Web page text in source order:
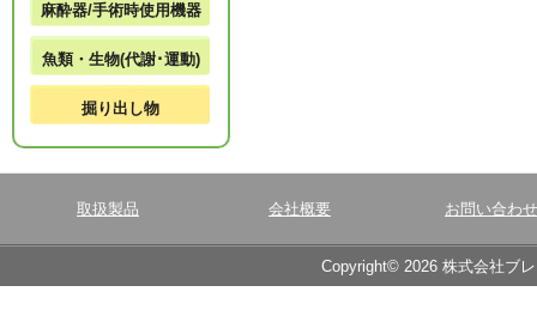
麻酔器/手術時使用機器
魚類・生物(代謝･運動)
掘り出し物
取扱製品 会社概要 お問い合わせ
Copyright© 2026 株式会社ブ